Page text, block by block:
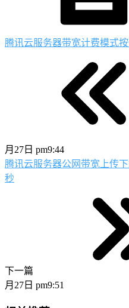
腾讯云服务器带宽计费模式
月27日 pm9:44
腾讯云服务器公网带宽上传
秒
下一篇
月27日 pm9:51